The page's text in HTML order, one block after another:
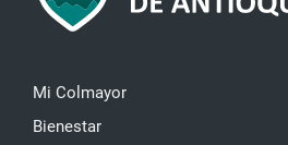
Mi Colmayor
Bienestar